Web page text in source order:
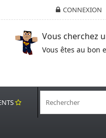
CONNEXION
Vous cherchez
Vous êtes au bon